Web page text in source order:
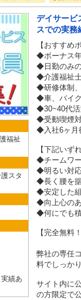
福祉
スタ
績あ
デイサービ
スでの実務
【おすすめ
◆ボーナス
◆日勤のみ
◆介護福祉
◆研修体制
◆車、バイ
◆30~40代活
◆受動喫煙対
◆入社6ヶ月
【下記いず
◆チームワ
◆明るい対
◆長く腰を
◆安定した
◆向上心の
◆何にでも
【完全無料
弊社の専任
料でしっか
サイト内に
の方限定で